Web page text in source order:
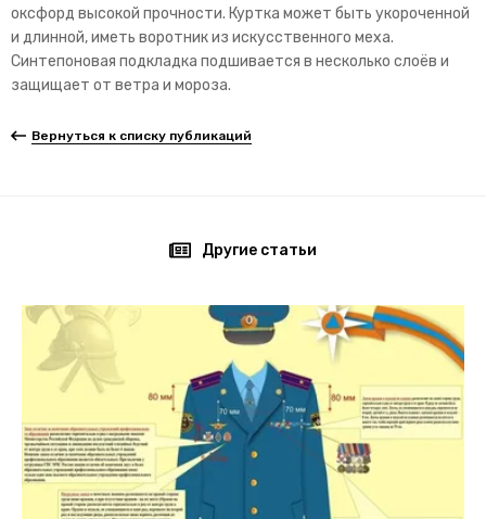
оксфорд высокой прочности. Куртка может быть укороченной
и длинной, иметь воротник из искусственного меха.
Синтепоновая подкладка подшивается в несколько слоёв и
защищает от ветра и мороза.
Вернуться к списку публикаций
Другие статьи